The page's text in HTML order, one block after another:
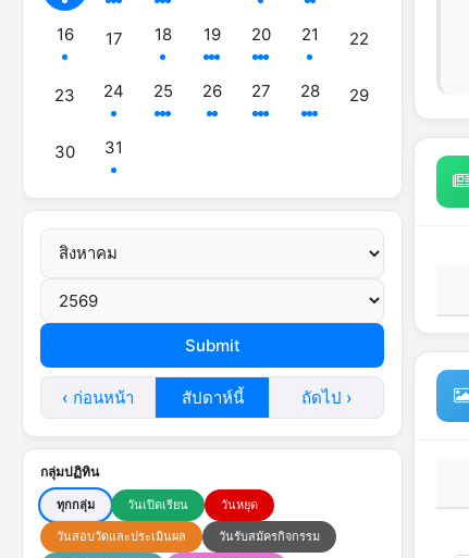
16 17 18 19 20 21 22
23 24 25 26 27 28 29
30 31
‹ ก่อนหน้า สัปดาห์นี้ ถัดไป ›
กลุ่มปฏิทิน
ทุกกลุ่ม วันเปิดเรียน วันหยุด
วันสอบวัดและประเมินผล วันรับสมัครกิจกรรม